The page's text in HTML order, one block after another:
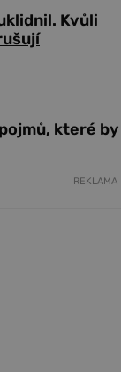
Kvůli
které by
REKLAMA